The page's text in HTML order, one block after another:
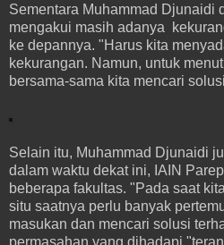
Sementara Muhammad Djunaidi
mengakui masih adanya
ke depannya. "Harus kita
kekurangan. Namun, untuk
bersama-sama kita mencari
Selain itu, Muhammad Djunaidi
dalam waktu dekat ini, IAIN
beberapa fakultas. "Pada saat
situ saatnya perlu banyak
masukan dan mencari solusi
permasahan yang